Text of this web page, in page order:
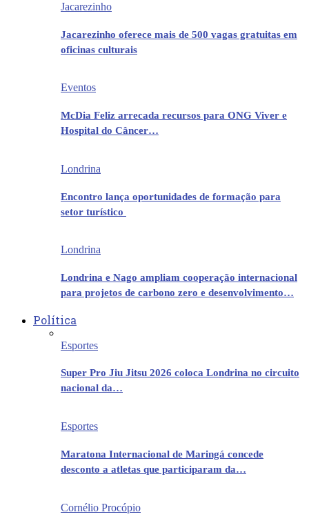
Jacarezinho
Jacarezinho oferece mais de 500 vagas gratuitas em
oficinas culturais
Eventos
McDia Feliz arrecada recursos para ONG Viver e
Hospital do Câncer…
Londrina
Encontro lança oportunidades de formação para
setor turístico
Londrina
Londrina e Nago ampliam cooperação internacional
para projetos de carbono zero e desenvolvimento…
Política
Esportes
Super Pro Jiu Jitsu 2026 coloca Londrina no circuito
nacional da…
Esportes
Maratona Internacional de Maringá concede
desconto a atletas que participaram da…
Cornélio Procópio